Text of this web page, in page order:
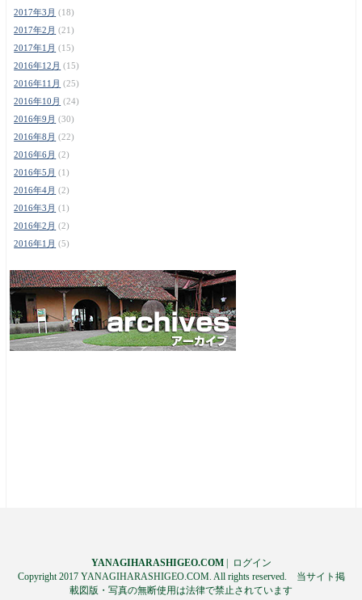
2017年3月 (18)
2017年2月 (21)
2017年1月 (15)
2016年12月 (15)
2016年11月 (25)
2016年10月 (24)
2016年9月 (30)
2016年8月 (22)
2016年6月 (2)
2016年5月 (1)
2016年4月 (2)
2016年3月 (1)
2016年2月 (2)
2016年1月 (5)
YANAGIHARASHIGEO.COM|
ログイン
Copyright 2017 YANAGIHARASHIGEO.COM. All rights reserved. 当サイト掲
載図版・写真の無断使用は法律で禁止されています